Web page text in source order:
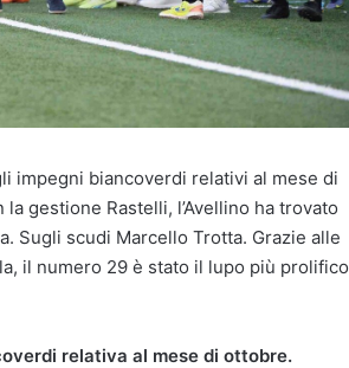
impegni biancoverdi relativi al mese di
gestione Rastelli, l’Avellino ha trovato
Sugli scudi Marcello Trotta. Grazie alle
il numero 29 è stato il lupo più prolifico
relativa al mese di ottobre.